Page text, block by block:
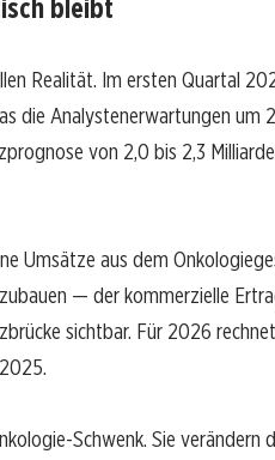
bleibt
Realität. Im ersten Quartal
die Analystenerwartungen
von 2,0 bis 2,3
Umsätze aus dem
— der kommerzielle
sichtbar. Für 2026
Schwenk. Sie